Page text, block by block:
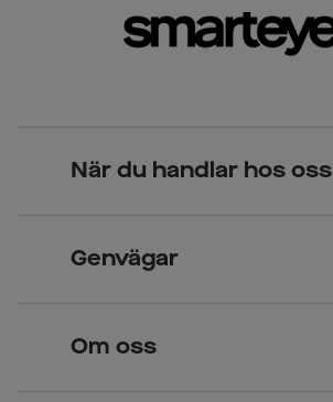
När du handlar hos oss
Över 70 butiker
Genvägar
Om oss